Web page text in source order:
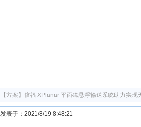
【方案】 倍福 XPlanar 平面磁悬浮输送系统助力实现
发表于：2021/8/19 8:48:21